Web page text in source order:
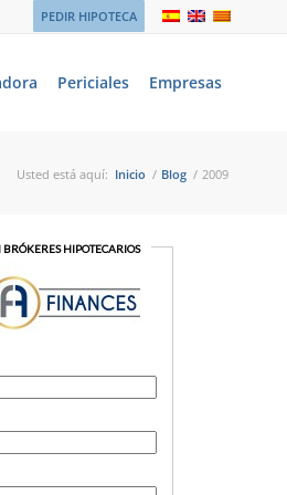
PEDIR HIPOTECA
Periciales Empresas
Usted está aquí: Inicio / Blog / 2009